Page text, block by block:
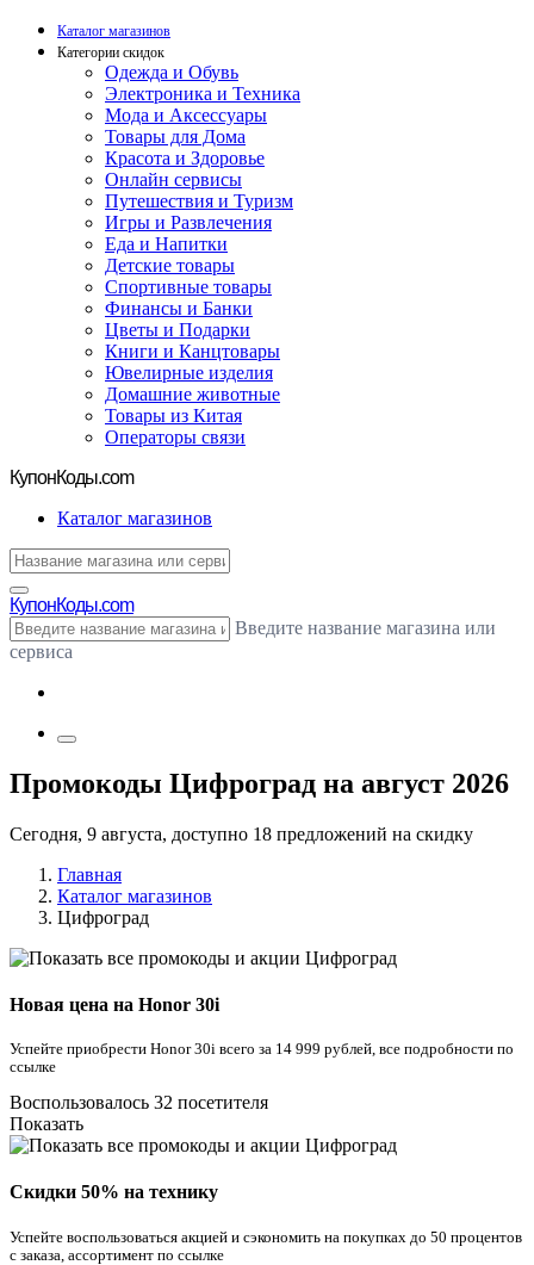
Каталог магазинов
Категории скидок
Одежда и Обувь
Электроника и Техника
Мода и Аксессуары
Товары для Дома
Красота и Здоровье
Онлайн сервисы
Путешествия и Туризм
Игры и Развлечения
Еда и Напитки
Детские товары
Спортивные товары
Финансы и Банки
Цветы и Подарки
Книги и Канцтовары
Ювелирные изделия
Домашние животные
Товары из Китая
Операторы связи
КупонКоды.com
Каталог магазинов
КупонКоды.com
Введите название магазина или
сервиса
Промокоды Цифроград на август 2026
Сегодня, 9 августа, доступно 18 предложений на скидку
Главная
Каталог магазинов
Цифроград
Новая цена на Honor 30i
Успейте приобрести Honor 30i всего за 14 999 рублей, все подробности по
ссылке
Воспользовалось 32 посетителя
Показать
Скидки 50% на технику
Успейте воспользоваться акцией и сэкономить на покупках до 50 процентов
с заказа, ассортимент по ссылке